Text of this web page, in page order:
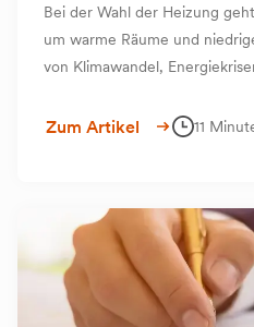
Bei der Wahl der Heizung
um warme Räume und
von Klimawandel,
Entscheidung mit
Zum Artikel 11